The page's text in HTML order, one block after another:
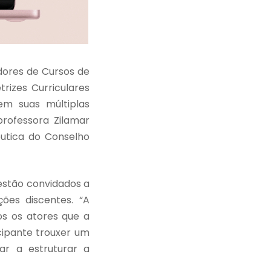
de Cursos de
Curriculares
suas múltiplas
Zilamar
do Conselho
convidados a
discentes. “A
os atores que a
trouxer um
a estruturar a